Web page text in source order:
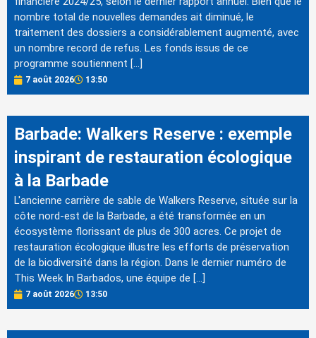
nombre total de nouvelles demandes ait diminué, le
traitement des dossiers a considérablement augmenté, avec
un nombre record de refus. Les fonds issus de ce
programme soutiennent […]
7 août 2026 13:50
Barbade: Walkers Reserve : exemple
inspirant de restauration écologique
à la Barbade
L'ancienne carrière de sable de Walkers Reserve, située sur la
côte nord-est de la Barbade, a été transformée en un
écosystème florissant de plus de 300 acres. Ce projet de
restauration écologique illustre les efforts de préservation
de la biodiversité dans la région. Dans le dernier numéro de
This Week In Barbados, une équipe de […]
7 août 2026 13:50